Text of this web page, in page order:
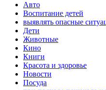
Авто
Воспитание детей
выявлять опасные
Дети
Животные
Кино
Книги
Красота и здоровье
Новости
Посуда